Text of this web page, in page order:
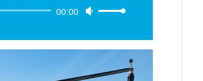
00:00
Använd
för
höja